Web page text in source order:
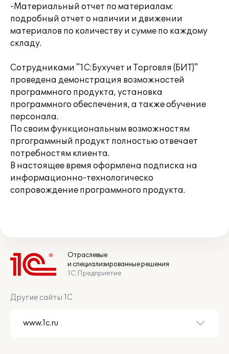
-Материальный отчет по материалам:
подробный отчет о наличии и движении
материалов по количеству и сумме по каждому
складу.
Сотрудниками "1С:Бухучет и Торговля (БИТ)"
проведена демонстрация возможностей
программного продукта, установка
программного обеспечения, а также обучение
персонала.
По своим функциональным возможностям
пргограммный продукт полностью отвечает
потребностям клиента.
В настоящее время оформлена подписка на
информационно-технологическо
сопровождение программного продукта.
Отраслевые
и специализированные решения
1С:Предприятие
Другие сайты 1С